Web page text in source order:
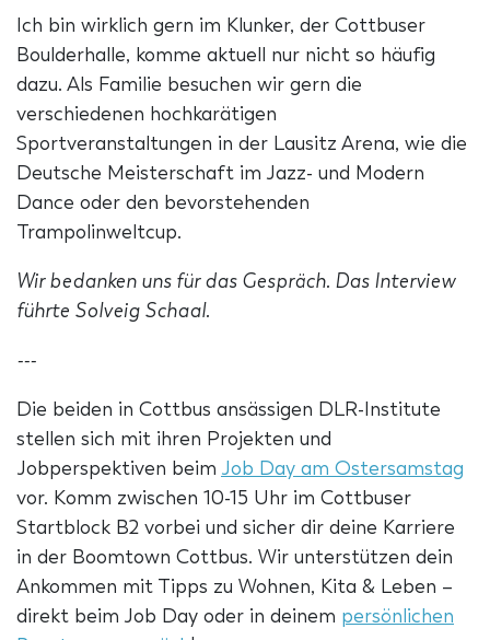
Ich bin wirklich gern im Klunker, der Cottbuser
Boulderhalle, komme aktuell nur nicht so häufig
dazu. Als Familie besuchen wir gern die
verschiedenen hochkarätigen
Sportveranstaltungen in der Lausitz Arena, wie die
Deutsche Meisterschaft im Jazz- und Modern
Dance oder den bevorstehenden
Trampolinweltcup.
Wir bedanken uns für das Gespräch. Das Interview
führte Solveig Schaal.
---
Die beiden in Cottbus ansässigen DLR-Institute
stellen sich mit ihren Projekten und
Jobperspektiven beim Job Day am Ostersamstag
vor. Komm zwischen 10-15 Uhr im Cottbuser
Startblock B2 vorbei und sicher dir deine Karriere
in der Boomtown Cottbus. Wir unterstützen dein
Ankommen mit Tipps zu Wohnen, Kita & Leben –
direkt beim Job Day oder in deinem persönlichen